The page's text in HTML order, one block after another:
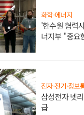
화학·에너지
'한수원 협력
너지부 "중요
전자·전기·정보
삼성전자 넷
급